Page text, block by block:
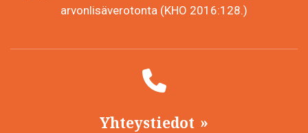
arvonlisäverotonta (KHO 2016:128.)
Yhteystiedot